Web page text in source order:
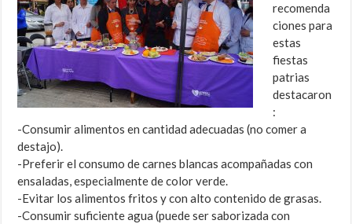
recomenda
ciones para
estas
fiestas
patrias
destacaron
:
-Consumir alimentos en cantidad adecuadas (no comer a
destajo).
-Preferir el consumo de carnes blancas acompañadas con
ensaladas, especialmente de color verde.
-Evitar los alimentos fritos y con alto contenido de grasas.
-Consumir suficiente agua (puede ser saborizada con